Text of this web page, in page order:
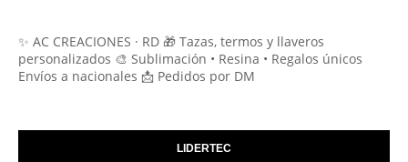
✨ AC CREACIONES · RD 🎁 Tazas, termos y llaveros
personalizados 🎨 Sublimación • Resina • Regalos únicos
Envíos a nacionales 📩 Pedidos por DM
LIDERTEC